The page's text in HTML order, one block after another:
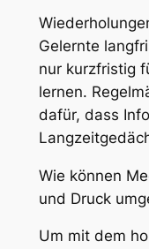
Gelernte
nur kurzfristig
lernen.
dafür, dass
Wie können
und Druck
Um mit dem